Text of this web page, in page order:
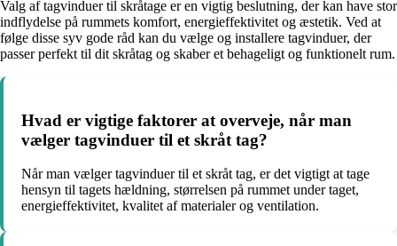
Valg af tagvinduer til skråtage er en vigtig beslutning, der kan have stor
indflydelse på rummets komfort, energieffektivitet og æstetik. Ved at
følge disse syv gode råd kan du vælge og installere tagvinduer, der
passer perfekt til dit skråtag og skaber et behageligt og funktionelt rum.
Hvad er vigtige faktorer at overveje, når man
vælger tagvinduer til et skråt tag?
Når man vælger tagvinduer til et skråt tag, er det vigtigt at tage
hensyn til tagets hældning, størrelsen på rummet under taget,
energieffektivitet, kvalitet af materialer og ventilation.